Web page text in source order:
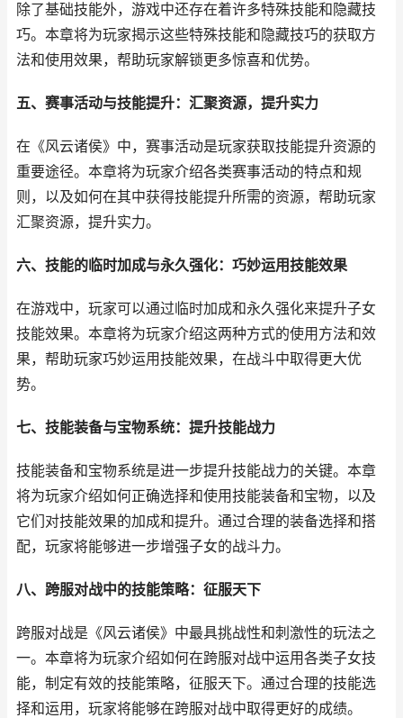
除了基础技能外，游戏中还存在着许多特殊技能和隐藏技
巧。本章将为玩家揭示这些特殊技能和隐藏技巧的获取方
法和使用效果，帮助玩家解锁更多惊喜和优势。
五、赛事活动与技能提升：汇聚资源，提升实力
在《风云诸侯》中，赛事活动是玩家获取技能提升资源的
重要途径。本章将为玩家介绍各类赛事活动的特点和规
则，以及如何在其中获得技能提升所需的资源，帮助玩家
汇聚资源，提升实力。
六、技能的临时加成与永久强化：巧妙运用技能效果
在游戏中，玩家可以通过临时加成和永久强化来提升子女
技能效果。本章将为玩家介绍这两种方式的使用方法和效
果，帮助玩家巧妙运用技能效果，在战斗中取得更大优
势。
七、技能装备与宝物系统：提升技能战力
技能装备和宝物系统是进一步提升技能战力的关键。本章
将为玩家介绍如何正确选择和使用技能装备和宝物，以及
它们对技能效果的加成和提升。通过合理的装备选择和搭
配，玩家将能够进一步增强子女的战斗力。
八、跨服对战中的技能策略：征服天下
跨服对战是《风云诸侯》中最具挑战性和刺激性的玩法之
一。本章将为玩家介绍如何在跨服对战中运用各类子女技
能，制定有效的技能策略，征服天下。通过合理的技能选
择和运用，玩家将能够在跨服对战中取得更好的成绩。